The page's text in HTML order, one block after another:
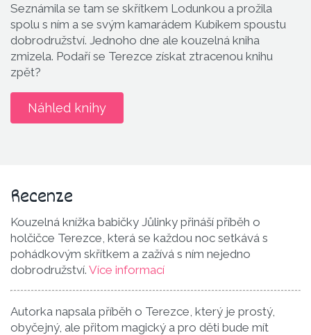
Seznámila se tam se skřítkem Lodunkou a prožila
spolu s ním a se svým kamarádem Kubíkem spoustu
dobrodružství. Jednoho dne ale kouzelná kniha
zmizela. Podaří se Terezce získat ztracenou knihu
zpět?
Náhled knihy
Recenze
Kouzelná knížka babičky Jůlinky přináší příběh o
holčičce Terezce, která se každou noc setkává s
pohádkovým skřítkem a zažívá s ním nejedno
dobrodružství. Více informací
Autorka napsala příběh o Terezce, který je prostý,
obyčejný, ale přitom magický a pro děti bude mít